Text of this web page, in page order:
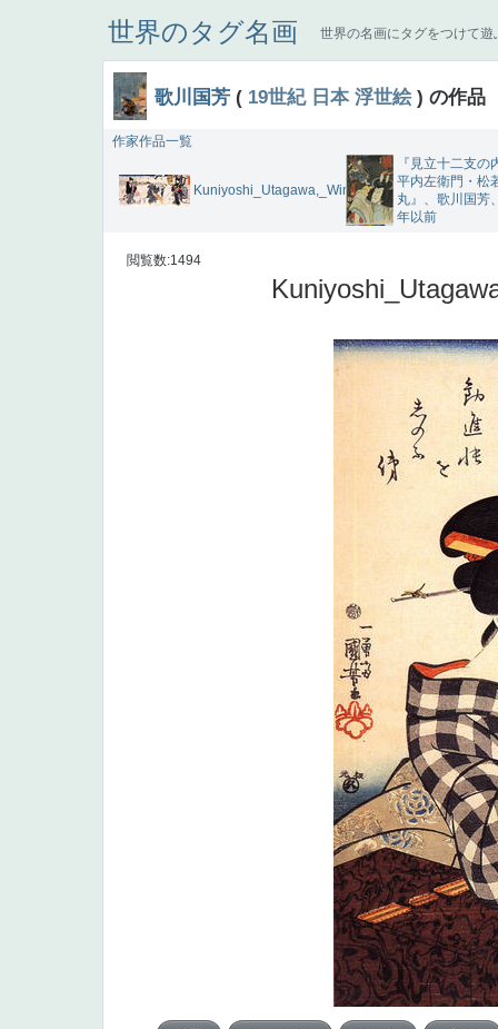
世界のタグ名画 世界の名画にタグをつけて遊
歌川国芳 ( 19世紀 日本 浮世絵) の作品
作家作品一覧
Kuniyoshi_Utagawa,_Winter
『見立十二支の
平内左衛門・松
丸』、歌川国芳
年以前
閲覧数:1494